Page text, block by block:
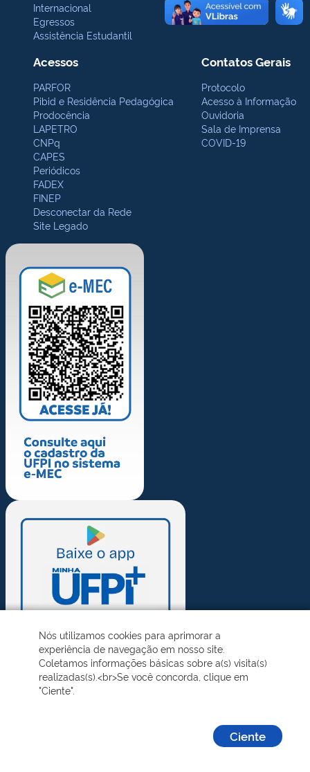
Internacional
Egressos
Assistência Estudantil
Acessos
PARFOR
Pibid e Residência Pedagógica
Prodocência
LAPETRO
CNPq
CAPES
Periódicos
FADEX
FINEP
Desconectar da Rede
Site Legado
Contatos Gerais
Protocolo
Acesso à Informação
Ouvidoria
Sala de Imprensa
COVID-19
Nós utilizamos cookies para aprimorar a
experiência de navegação em nosso site.
Coletamos informações básicas sobre a(s) visita(s)
realizadas(s).<br>Se você concorda, clique em
"Ciente".
Ciente